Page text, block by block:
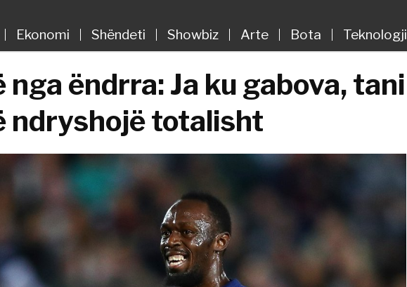
Ekonomi Shëndeti Showbiz Arte Bota Teknologji
nga ëndrra: Ja ku gabova, tani
ndryshojë totalisht